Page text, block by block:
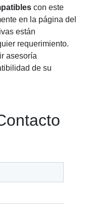
con este
en la página del
están
requerimiento.
asesoría
de su